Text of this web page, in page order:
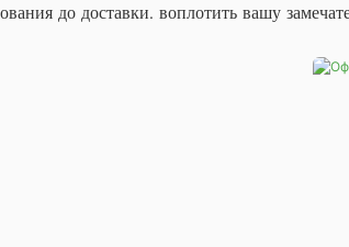
до доставки. воплотить вашу